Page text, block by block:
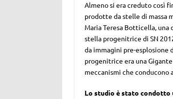
Almeno si era creduto così
prodotte da stelle di massa
Maria Teresa Botticella,
stella progenitrice di SN
da immagini pre-esplosione
progenitrice era una
meccanismi che conducono
Lo studio è stato condotto